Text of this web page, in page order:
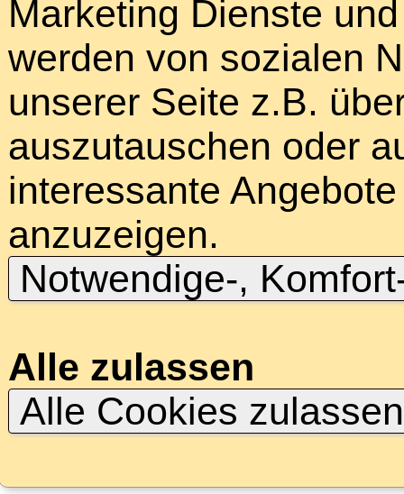
Marketing Dienste
werden von sozialen
unserer Seite z.B.
auszutauschen oder
interessante
anzuzeigen.
Notwendige-,
Alle zulassen
Alle Cookies